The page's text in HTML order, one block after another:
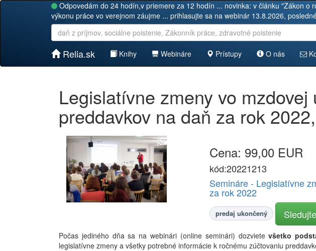
Odpovedám do 24 hodín,v priemere za 12 hodín ... novinka: v článku "Zákon
výkonu práce vo verejnom záujme ... prihlasujte sa na webinár 13.8.2026,
Relia.sk Knihy Webináre Prístupy O nás
Legislatívne zmeny vo
preddavkov na daň za rok
Cena: 99,00 EUR
kód:20221213
Semináre - Legislatívne
za rok 2022
predaj ukončený
Počas jediného dňa sa na webinári (online seminári) dozvietevšetko
legislatívne zmeny a všetky potrebné informácie k ročnému zúčtovaniu